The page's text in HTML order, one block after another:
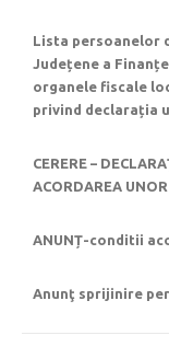
Lista persoanelor
Județene a
organele fiscale
privind declarația
CERERE –
ACORDAREA
ANUNȚ-conditii
Anunţ sprijinire